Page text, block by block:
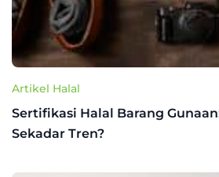
Artikel Halal
Sertifikasi Halal Barang
Sekadar Tren?